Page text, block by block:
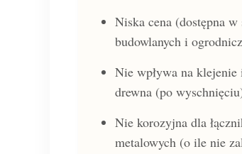
Niska cena (dostępna w
budowlanych i
Nie wpływa na
drewna (po
Nie korozyjna dla
metalowych (o ile nie